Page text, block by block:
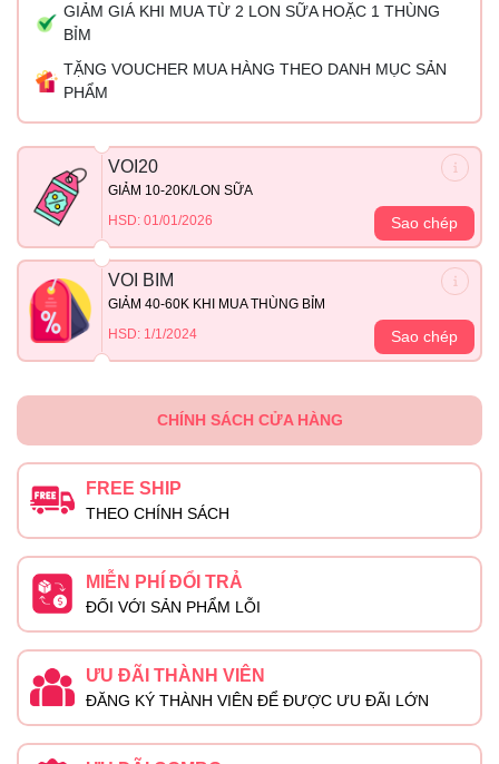
GIẢM GIÁ KHI MUA TỪ 2 LON SỮA HOẶC 1 THÙNG
BỈM
TẶNG VOUCHER MUA HÀNG THEO DANH MỤC SẢN
PHẨM
VOI20
GIẢM 10-20K/LON SỮA
HSD: 01/01/2026
Sao chép
VOI BIM
GIẢM 40-60K KHI MUA THÙNG BỈM
HSD: 1/1/2024
Sao chép
CHÍNH SÁCH CỬA HÀNG
FREE SHIP
THEO CHÍNH SÁCH
MIỄN PHÍ ĐỔI TRẢ
ĐỐI VỚI SẢN PHẨM LỖI
ƯU ĐÃI THÀNH VIÊN
ĐĂNG KÝ THÀNH VIÊN ĐỂ ĐƯỢC ƯU ĐÃI LỚN